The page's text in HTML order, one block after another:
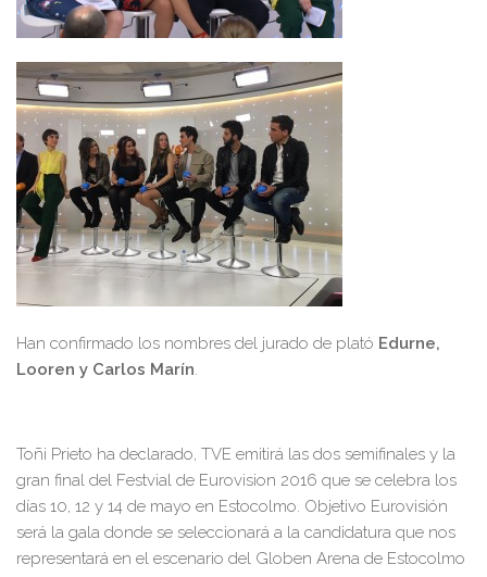
Han confirmado los nombres del jurado de plató Edurne,
Looren y Carlos Marín.
Toñi Prieto ha declarado, TVE emitirá las dos semifinales y la
gran final del Festvial de Eurovision 2016 que se celebra los
días 10, 12 y 14 de mayo en Estocolmo. Objetivo Eurovisión
será la gala donde se seleccionará a la candidatura que nos
representará en el escenario del Globen Arena de Estocolmo